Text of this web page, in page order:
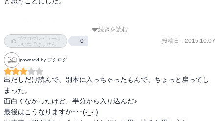
もう少し降霊会を開いた梓さんやメアリーとジョーンズ夫人の話も
読みたかったかな。
時代背景、下町の人情に
差別、戦争の傷跡。
人間のいいとこも卑しいとこも
この話で学んだ気がした。
けれど、そのあとの話は哀しい。
ゆうちゃんにがっかり、したし。
たくさんの女の気持ちを
続きを読む
ブクログレビューは
いいねできません
0 投稿日 : 2015.10.07
powered by ブクログ
出だしだけ読んで、別本に入っちゃったもんで、ちょっと戻ってし
まった。
面白くなかったけど、半分から入り込んだ♪
最後はこうなりますか･･･(-_-;)